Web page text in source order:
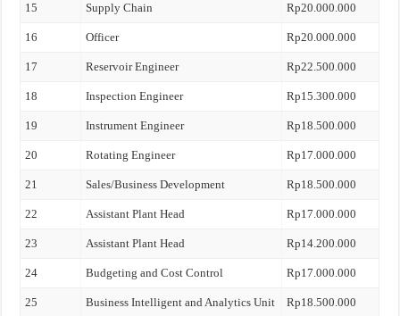
15 Supply Chain Rp20.000.000
16 Officer Rp20.000.000
17 Reservoir Engineer Rp22.500.000
18 Inspection Engineer Rp15.300.000
19 Instrument Engineer Rp18.500.000
20 Rotating Engineer Rp17.000.000
21 Sales/Business Development Rp18.500.000
22 Assistant Plant Head Rp17.000.000
23 Assistant Plant Head Rp14.200.000
24 Budgeting and Cost Control Rp17.000.000
25 Business Intelligent and Analytics Unit Rp18.500.000